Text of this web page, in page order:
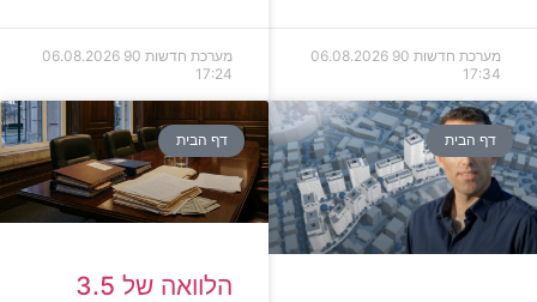
מערכת חדשות 90
06.08.2026
17:34
מערכת חדשות 90
06.08.2026
17:24
דף הבית דף הבית
הלוואה של 3.5